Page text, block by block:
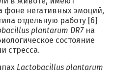
фоне негативных эмоций,
отдельную работу [6]
plantarum DR7на
состояние
стресса.
Lactobacillus plantarum